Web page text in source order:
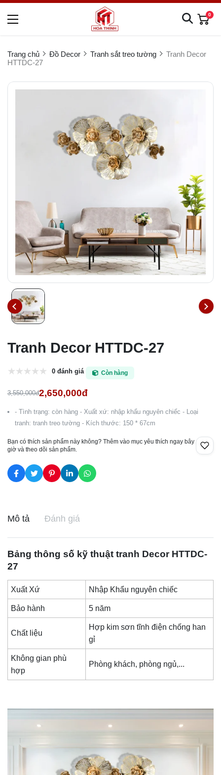
0
Trang chủ Đồ Decor Tranh sắt treo tường
Tranh Decor
HTTDC-27
Tranh Decor HTTDC-27
0 đánh giá Còn hàng
3,550,000đ2,650,000đ
- Tình trạng: còn hàng - Xuất xứ: nhập khẩu nguyên chiếc - Loại
tranh: tranh treo tường - Kích thước: 150 * 67cm
Bạn có thích sản phẩm này không? Thêm vào mục yêu thích ngay bây
giờ và theo dõi sản phẩm.
Mô tả Đánh giá
Bảng thông số kỹ thuật tranh DecorHTTDC-
27
Xuất Xứ Nhập Khẩu nguyên chiếc
Bảo hành 5 năm
Chất liệu
Hợp kim sơn tĩnh điện chống han
gỉ
Không gian phù
hợp
Phòng khách, phòng ngủ,...